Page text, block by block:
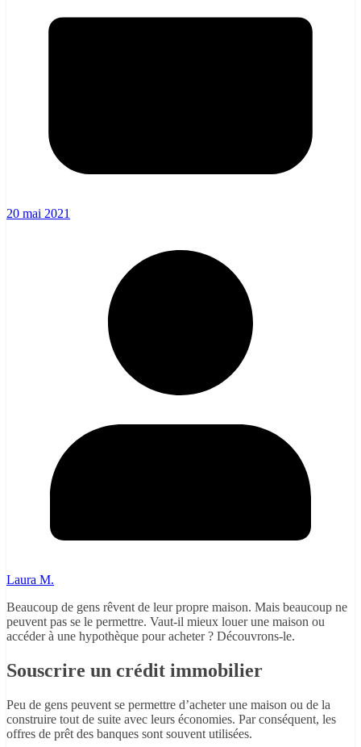
20 mai 2021
Laura M.
Beaucoup de gens rêvent de leur propre maison. Mais beaucoup ne
peuvent pas se le permettre. Vaut-il mieux louer une maison ou
accéder à une hypothèque pour acheter ? Découvrons-le.
Souscrire un crédit immobilier
Peu de gens peuvent se permettre d’acheter une maison ou de la
construire tout de suite avec leurs économies. Par conséquent, les
offres de prêt des banques sont souvent utilisées.